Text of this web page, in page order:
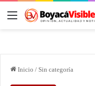
Inicio / Sin categoría